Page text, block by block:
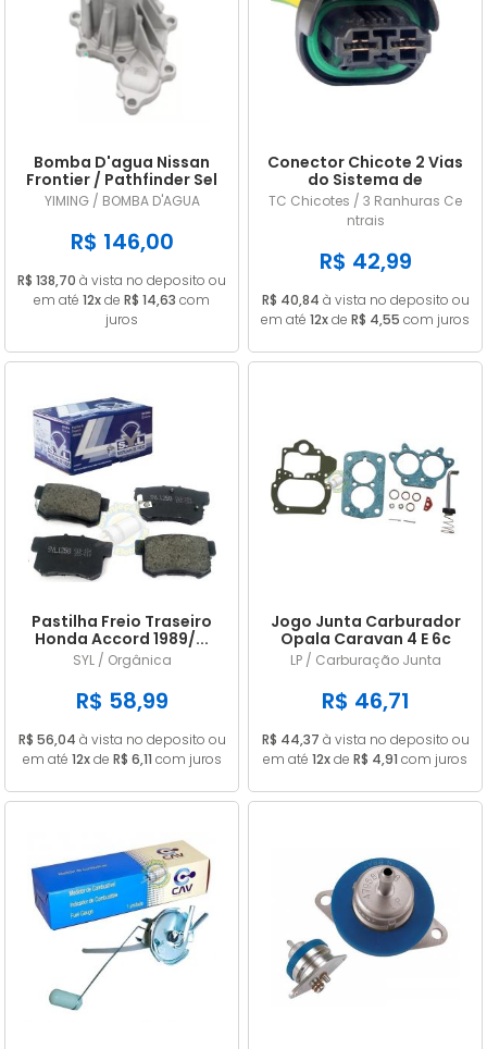
Bomba D'agua Nissan
Frontier / Pathfinder Sel
2.5 16v Diesel 2008/...
YIMING / BOMBA D'AGUA
R$ 146,00
R$ 138,70 à vista no deposito ou
em até 12xde R$ 14,63 com
juros
Conector Chicote 2 Vias
do Sistema de
Arrefecimento Renault /
Peugeot
TC Chicotes / 3 Ranhuras Ce
ntrais
R$ 42,99
R$ 40,84 à vista no deposito ou
em até 12xde R$ 4,55 com juros
Pastilha Freio Traseiro
Honda Accord 1989/...
Civic 1.8 2006/...
SYL / Orgânica
R$ 58,99
R$ 56,04 à vista no deposito ou
em até 12xde R$ 6,11 com juros
Jogo Junta Carburador
Opala Caravan 4 E 6c
CARB 446 DFV ALC
LP / Carburação Junta
R$ 46,71
R$ 44,37 à vista no deposito ou
em até 12xde R$ 4,91 com juros